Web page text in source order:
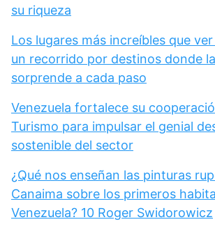
su riqueza
Los lugares más increíbles que
un recorrido por destinos donde
sorprende a cada paso
Venezuela fortalece su
Turismo para impulsar el genial
sostenible del sector
¿Qué nos enseñan las pinturas
Canaima sobre los primeros
Venezuela? 10 Roger Swidorowicz